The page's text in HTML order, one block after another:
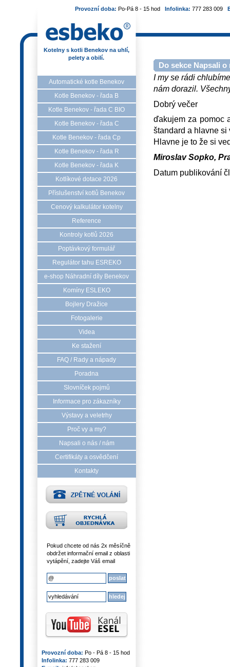
Provozní doba: Po-Pá 8 - 15 hod Infolinka: 777 283 009
Kotelny s kotli Benekov na uhlí,
pelety a obilí.
Automatické kotle Benekov
Kotle Benekov - řada B
Kotle Benekov - řada C BIO
Kotle Benekov - řada C
Kotle Benekov - řada Cp
Kotle Benekov - řada R
Kotle Benekov - řada K
Kotlíkové dotace 2026
Příslušenství kotlů Benekov
Cenový kalkulátor kotelny
Reference
Kontroly kotlů 2026
Poptávkový formulář
Regulátor tahu ESREKO
e-shop Náhradní díly Benekov
Komíny ESLEKO
Bojlery Dražice
Fotogalerie
Videa
Ke stažení
FAQ / Rady a nápady
Poradna
Slovníček pojmů
Informace pro zákazníky
Výstavy a veletrhy
Proč vy a my?
Napsali o nás / nám
Certifikáty a osvědčení
Kontakty
Pokud chcete od nás 2x měsíčně
obdržet informační email z oblasti
vytápění, zadejte Váš email
Provozní doba: Po - Pá 8 - 15 hod
Infolinka: 777 283 009
Do sekce Napsali
I my se rádi
nám dorazil.
Dobrý večer
ďakujem za pomoc
štandard a hlavne si
Hlavne je to že si
Miroslav Sopko,
Datum publikování